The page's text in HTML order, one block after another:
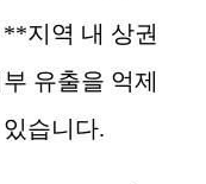
지역 내 상권
유출을 억제
습니다.